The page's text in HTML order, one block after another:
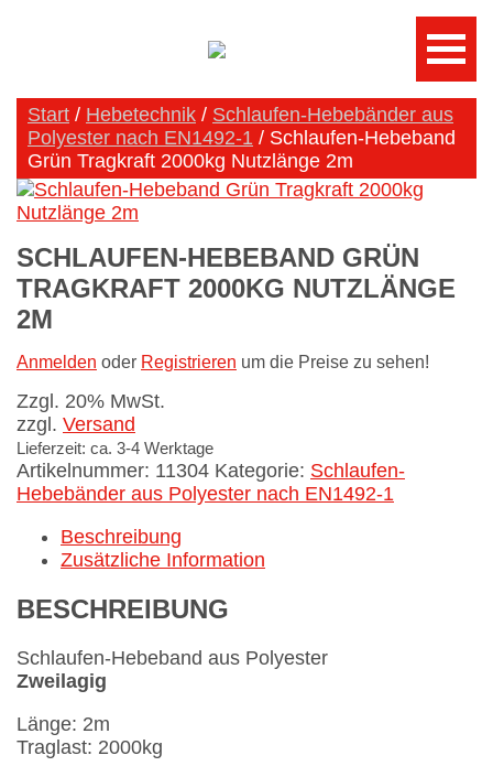
Start / Hebetechnik / Schlaufen-Hebebänder aus
Polyester nach EN1492-1 / Schlaufen-Hebeband
Grün Tragkraft 2000kg Nutzlänge 2m
SCHLAUFEN-HEBEBAND GRÜN
TRAGKRAFT 2000KG NUTZLÄNGE
2M
Anmelden oder Registrieren um die Preise zu sehen!
Zzgl. 20% MwSt.
zzgl. Versand
Lieferzeit: ca. 3-4 Werktage
Artikelnummer: 11304 Kategorie: Schlaufen-
Hebebänder aus Polyester nach EN1492-1
Beschreibung
Zusätzliche Information
BESCHREIBUNG
Schlaufen-Hebeband aus Polyester
Zweilagig
Länge: 2m
Traglast: 2000kg